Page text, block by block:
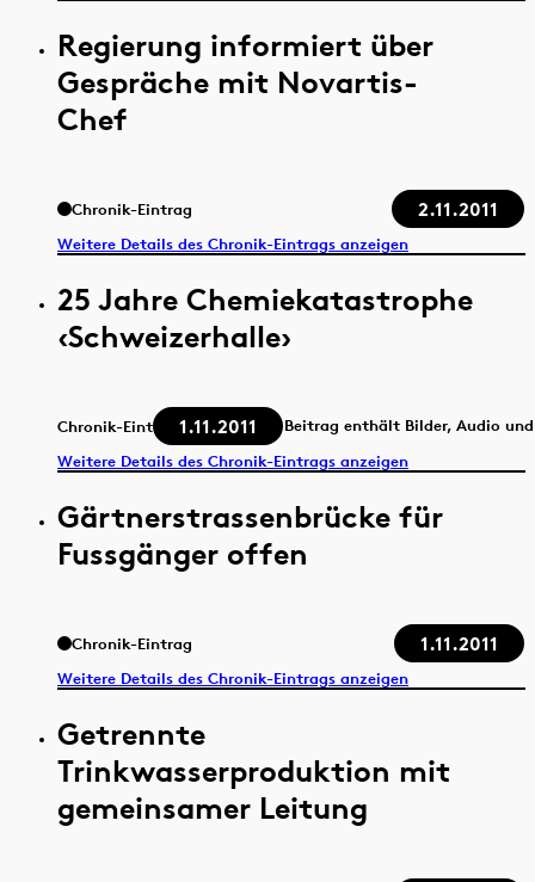
Regierung informiert über
Gespräche mit Novartis-
Chef
Chronik-Eintrag 2.11.2011
Weitere Details des Chronik-Eintrags anzeigen
25 Jahre Chemiekatastrophe
‹Schweizerhalle›
Chronik-Eintrag 1.11.2011
Beitrag enthält Bilder, Audio
Weitere Details des Chronik-Eintrags anzeigen
Gärtnerstrassenbrücke für
Fussgänger offen
Chronik-Eintrag 1.11.2011
Weitere Details des Chronik-Eintrags anzeigen
Getrennte
Trinkwasserproduktion mit
gemeinsamer Leitung